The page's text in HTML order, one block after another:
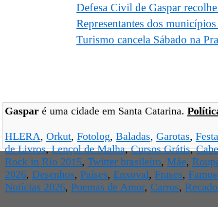
Defesa Civil de Gaspar
Representantes dos
Turismo cancela Sábado na
Gaspar é uma cidade em Santa Catarina.
HLERA, Orkut, Fotolog, Baladas, Garotas,
de Livros,Lençol de Malha,Cursos Grátis,
Rock in Rio 2015, Twitter brasileiro, Mãe,
2026, Desenhos, Países, Enxoval, Frases,
Notícias 2026, Poemas de Amor, Carros,